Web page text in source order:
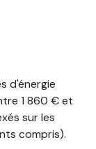
d'énergie
1 860 € et
sur les
compris).